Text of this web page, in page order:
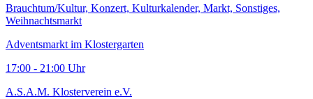
Brauchtum/Kultur, Konzert, Kulturkalender, Markt, Sonstiges,
Weihnachtsmarkt
Adventsmarkt im Klostergarten
17:00 - 21:00 Uhr
A.S.A.M. Klosterverein e.V.